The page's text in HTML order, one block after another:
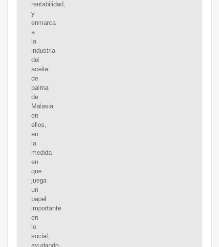
rentabilidad,
y
enmarca
a
la
industria
del
aceite
de
palma
de
Malasia
en
ellos,
en
la
medida
en
que
juega
un
papel
importante
en
lo
social,
ayudando